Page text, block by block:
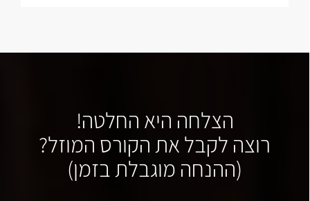
הצלחה היא החלטה!
רוצה לקבל את הקורס המוזל?
(ההנחה מוגבלת בזמן)